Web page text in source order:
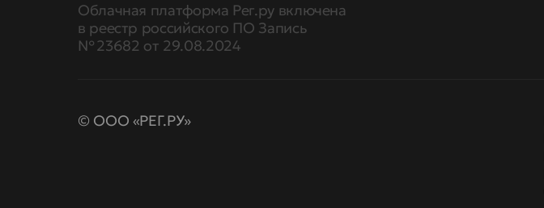
Облачная платформа Рег.ру включена
в реестр российского ПО Запись
№ 23682 от 29.08.2024
© ООО «РЕГ.РУ»